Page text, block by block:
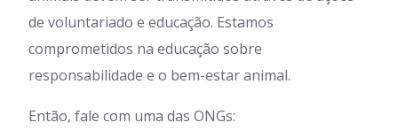
de voluntariado e educação. Estamos
comprometidos na educação sobre
responsabilidade e o bem-estar animal.
Então, fale com uma das ONGs: